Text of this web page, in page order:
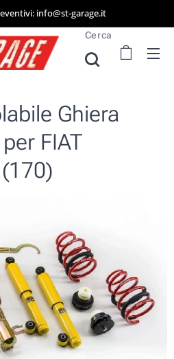
info@st-garage.it
Cerca
Ghiera
FIAT